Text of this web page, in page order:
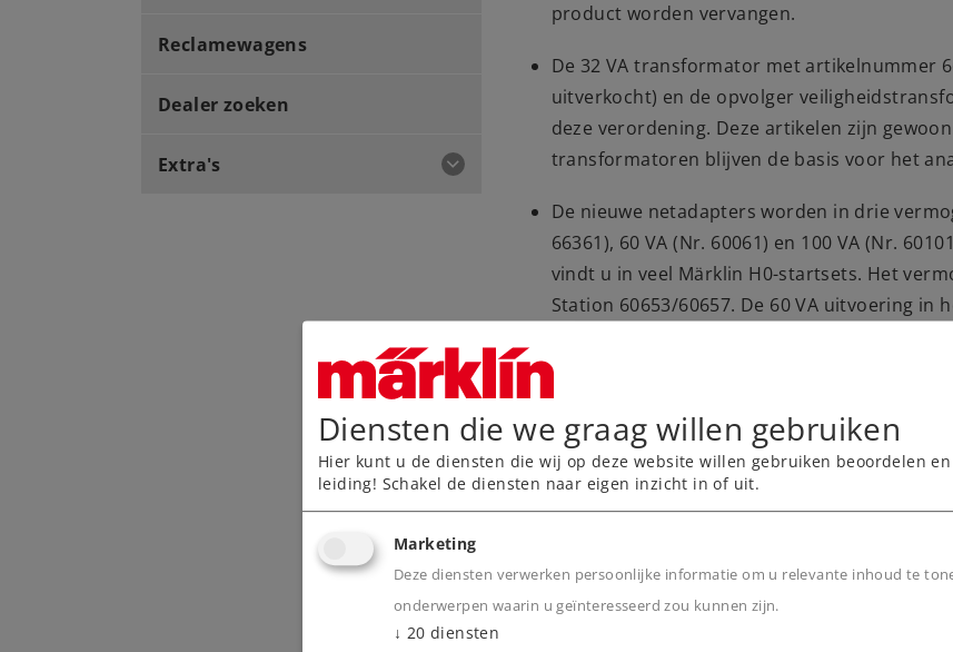
Reclamewagens
Dealer zoeken
Extra's
product worden vervangen.
De 32 VA transformator met artikelnummer
uitverkocht) en de opvolger
deze verordening. Deze artikelen zijn
transformatoren blijven de basis voor het
De nieuwe netadapters worden in drie
66361), 60 VA (Nr. 60061) en 100 VA (Nr.
vindt u in veel Märklin H0-startsets. Het
Station 60653/60657. De 60 VA uitvoering in
60174/60175. De 100 VA versie is alleen
Central Station 60215-60216, 60226 en de
Belangrijk! Netadapter 66360/66361 kan
60114 en 60216 en niet op een Central
Netadapter 60061 daarentegen past niet op
netadapter is alleen geschikt voor de
Het gebruik van de netadapters als
apparaten (zoals decoders) verandert niets
Diensten die we graag willen gebruiken
Hier kunt u de diensten die wij op deze website willen gebruiken beoordelen
leiding! Schakel de diensten naar eigen inzicht in of uit.
Marketing
Deze diensten verwerken persoonlijke informatie om u relevante inhoud te
onderwerpen waarin u geïnteresseerd zou kunnen zijn.
↓ 20 diensten